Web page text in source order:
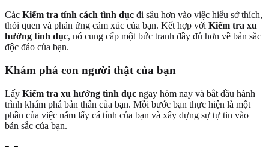
Các Kiểm tra tính cách tình dục đi sâu hơn vào việc hiểu sở thích,
thói quen và phản ứng cảm xúc của bạn. Kết hợp với Kiểm tra xu
hướng tình dục, nó cung cấp một bức tranh đầy đủ hơn về bản sắc
độc đáo của bạn.
Khám phá con người thật của bạn
Lấy Kiểm tra xu hướng tình dục ngay hôm nay và bắt đầu hành
trình khám phá bản thân của bạn. Mỗi bước bạn thực hiện là một
phần của việc nắm lấy cá tính của bạn và xây dựng sự tự tin vào
bản sắc của bạn.